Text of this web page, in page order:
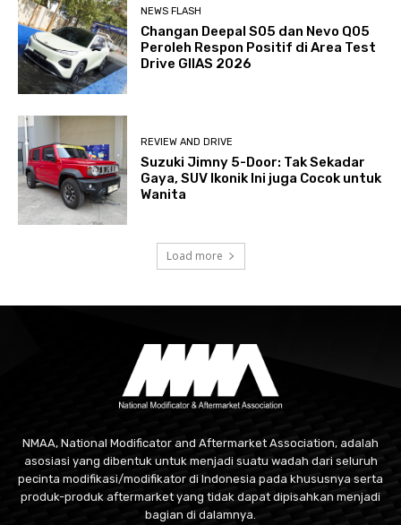
NEWS FLASH
Changan Deepal S05 dan Nevo Q05
Peroleh Respon Positif di Area Test
Drive GIIAS 2026
REVIEW AND DRIVE
Suzuki Jimny 5-Door: Tak Sekadar
Gaya, SUV Ikonik Ini juga Cocok untuk
Wanita
Load more
NMAA, National Modificator and Aftermarket Association, adalah
asosiasi yang dibentuk untuk menjadi suatu wadah dari seluruh
pecinta modifikasi/modifikator di Indonesia pada khususnya serta
produk-produk aftermarket yang tidak dapat dipisahkan menjadi
bagian di dalamnya.